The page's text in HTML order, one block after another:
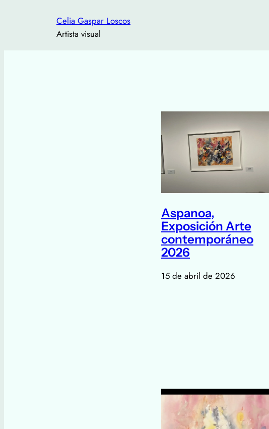
Celia Gaspar Loscos
Artista visual
Aspanoa,
Exposición Arte
contemporáneo
2026
15 de abril de 2026